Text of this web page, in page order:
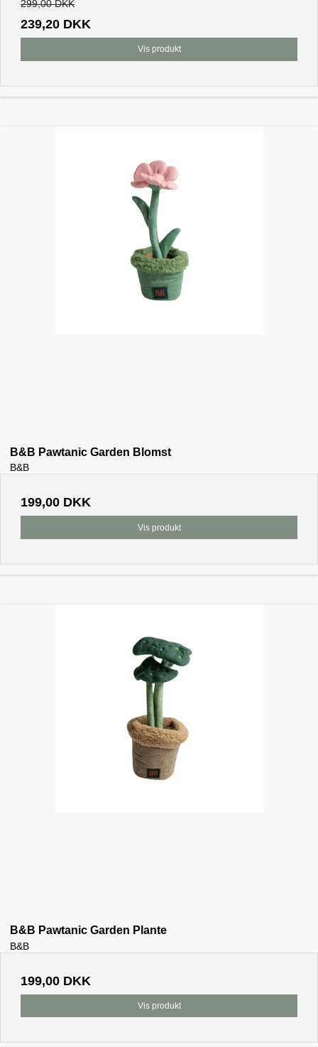
299,00 DKK
239,20 DKK
Vis produkt
B&B Pawtanic Garden Blomst
B&B
199,00 DKK
Vis produkt
B&B Pawtanic Garden Plante
B&B
199,00 DKK
Vis produkt